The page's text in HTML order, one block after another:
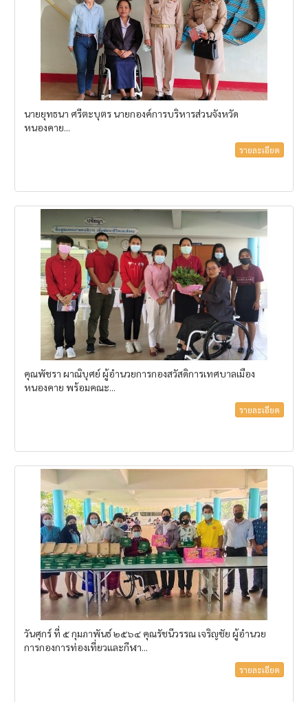
นายยุทธนา ศรีตะบุตร นายกองค์การบริหารส่วนจังหวัด
หนองคาย...
รายละเอียด
คุณพัชรา ผาณิบุศย์ ผู้อำนวยการกองสวัสดิการเทศบาลเมือง
หนองคาย พร้อมคณะ...
รายละเอียด
วันศุกร์ ที่ ๕ กุมภาพันธ์ ๒๕๖๔ คุณรัชนีวรรณ เจริญชัย ผู้อำนวย
การกองการท่องเที่ยวและกีฬา...
รายละเอียด